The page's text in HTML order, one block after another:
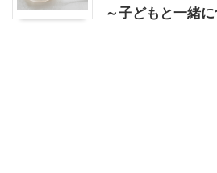
～子どもと一緒